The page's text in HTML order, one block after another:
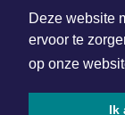
Deze website
ervoor te
op onze
Ik
Algemene
Disclaimer